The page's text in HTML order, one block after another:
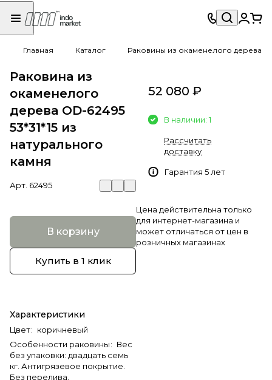
Главная Каталог Раковины из окаменелого дерева
Раковина из
окаменелого
дерева OD-62495
53*31*15 из
натурального
камня
Арт. 62495
В корзину
Купить в 1 клик
Характеристики
Цвет: коричневый
Особенности раковины: Вес
без упаковки: двадцать семь
кг. Антигрязевое покрытие.
Без перелива.
52 080 ₽
В наличии: 1
Рассчитать
доставку
Гарантия 5 лет
Цена действительна только
для интернет-магазина и
может отличаться от цен в
розничных магазинах